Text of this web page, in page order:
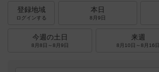
登録地域
ログインする
本日
8月9日
今週の土日
8月8日～8月9日
来週
8月10日～8月16日